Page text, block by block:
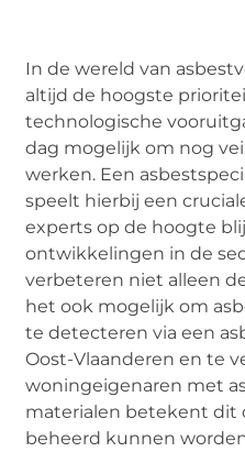
In de wereld van
altijd de hoogste
technologische
dag mogelijk om nog
werken. Een
speelt hierbij een
experts op de hoogte
ontwikkelingen in de
verbeteren niet alleen
het ook mogelijk om
te detecteren via een
Oost-Vlaanderen en te
woningeigenaren met
materialen betekent dit
beheerd kunnen